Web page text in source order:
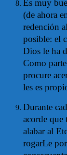
Es muy
(de ahora
redención
posible: el
Dios le ha
Como
procure
les es
Durante
acorde que
alabar al
rogarLe